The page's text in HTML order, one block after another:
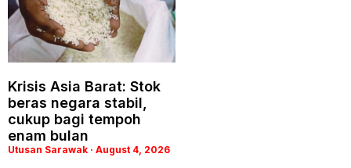
Krisis Asia Barat: Stok
beras negara stabil,
cukup bagi tempoh
enam bulan
Utusan Sarawak August 4, 2026